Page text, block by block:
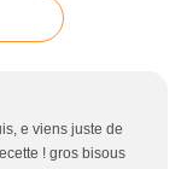
e viens juste de
! gros bisous